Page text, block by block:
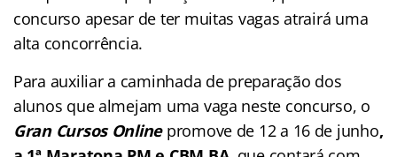
concurso apesar de ter muitas vagas atrairá uma
alta concorrência.
Para auxiliar a caminhada de preparação dos
alunos que almejam uma vaga neste concurso, o
Gran Cursos Online promove de 12 a 16 de junho,